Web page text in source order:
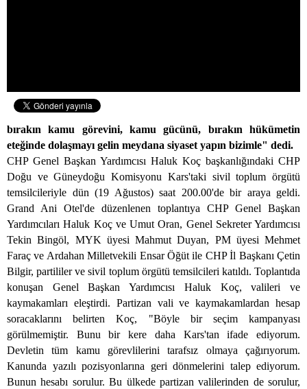
bırakın kamu görevini, kamu gücünü, bırakın hükümetin
eteğinde dolaşmayı gelin meydana siyaset yapın bizimle" dedi.
CHP Genel Başkan Yardımcısı Haluk Koç başkanlığındaki CHP
Doğu ve Güneydoğu Komisyonu Kars'taki sivil toplum örgütü
temsilcileriyle dün (19 Ağustos) saat 200.00'de bir araya geldi.
Grand Ani Otel'de düzenlenen toplantıya CHP Genel Başkan
Yardımcıları Haluk Koç ve Umut Oran, Genel Sekreter Yardımcısı
Tekin Bingöl, MYK üyesi Mahmut Duyan, PM üyesi Mehmet
Faraç ve Ardahan Milletvekili Ensar Öğüt ile CHP İl Başkanı Çetin
Bilgir, partililer ve sivil toplum örgütü temsilcileri katıldı. Toplantıda
konuşan Genel Başkan Yardımcısı Haluk Koç, valileri ve
kaymakamları eleştirdi. Partizan vali ve kaymakamlardan hesap
soracaklarını belirten Koç, "Böyle bir seçim kampanyası
görülmemiştir. Bunu bir kere daha Kars'tan ifade ediyorum.
Devletin tüm kamu görevlilerini tarafsız olmaya çağırıyorum.
Kanunda yazılı pozisyonlarına geri dönmelerini talep ediyorum.
Bunun hesabı sorulur. Bu ülkede partizan valilerinden de sorulur,